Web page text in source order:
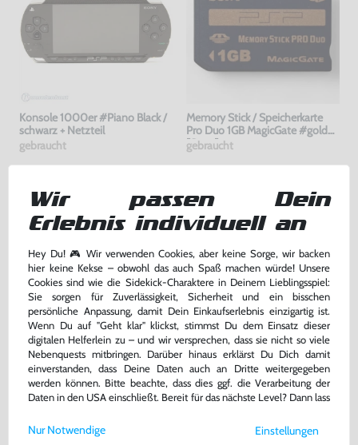
Konsole 1000er #Piano Black /
schwarz + Netzteil
gebraucht
Warenkorb
Memory Stick / Speicherkarte
Pro Duo 1GB MagicGate #gold
[Sony]
gebraucht
Warenkorb
Original USB Ladekabel Adapter
gebraucht
Konsole Slim & Lite 3000er
Wir passen Dein
Erlebnis individuell an
Hey Du! 🎮 Wir verwenden Cookies, aber keine Sorge, wir backen
hier keine Kekse – obwohl das auch Spaß machen würde! Unsere
Cookies sind wie die Sidekick-Charaktere in Deinem Lieblingsspiel:
Sie sorgen für Zuverlässigkeit, Sicherheit und ein bisschen
persönliche Anpassung, damit Dein Einkaufserlebnis einzigartig ist.
Wenn Du auf "Geht klar" klickst, stimmst Du dem Einsatz dieser
digitalen Helferlein zu – und wir versprechen, dass sie nicht so viele
Nebenquests mitbringen. Darüber hinaus erklärst Du Dich damit
einverstanden, dass Deine Daten auch an Dritte weitergegeben
werden können. Bitte beachte, dass dies ggf. die Verarbeitung der
Daten in den USA einschließt. Bereit für das nächste Level? Dann lass
Weitere Informationen zu den von uns verwendeten Cookies und
Einstellungen
Nur Notwendige